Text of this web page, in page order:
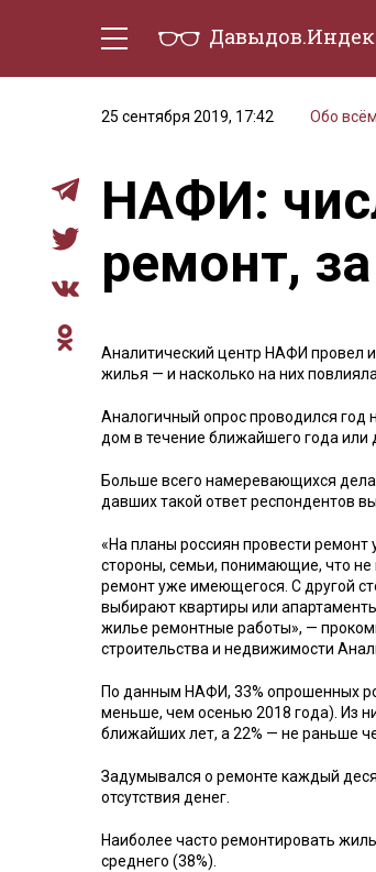
25 сентября 2019, 17:42
Обо всём
НАФИ:
ремонт,
Аналитический центр НАФИ провел
жилья — и насколько на них
Аналогичный опрос проводился год
дом в течение ближайшего года или
Больше всего намеревающихся
давших такой ответ респондентов
«На планы россиян провести
стороны, семьи, понимающие, что не
ремонт уже имеющегося. С другой
выбирают квартиры или
жилье ремонтные работы», —
строительства и недвижимости
По данным НАФИ, 33% опрошенных
меньше, чем осенью 2018 года). Из
ближайших лет, а 22% — не раньше
Задумывался о ремонте каждый
отсутствия денег.
Наиболее часто ремонтировать
среднего (38%).